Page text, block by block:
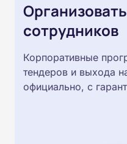
сотрудников
Корпоративные
тендеров и выхода
официально, с